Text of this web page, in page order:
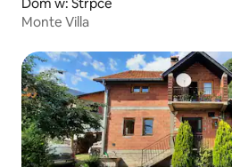
Monte Villa